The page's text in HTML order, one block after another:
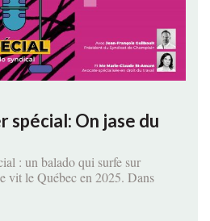
spécial: On jase du
: un balado qui surfe sur
vit le Québec en 2025. Dans